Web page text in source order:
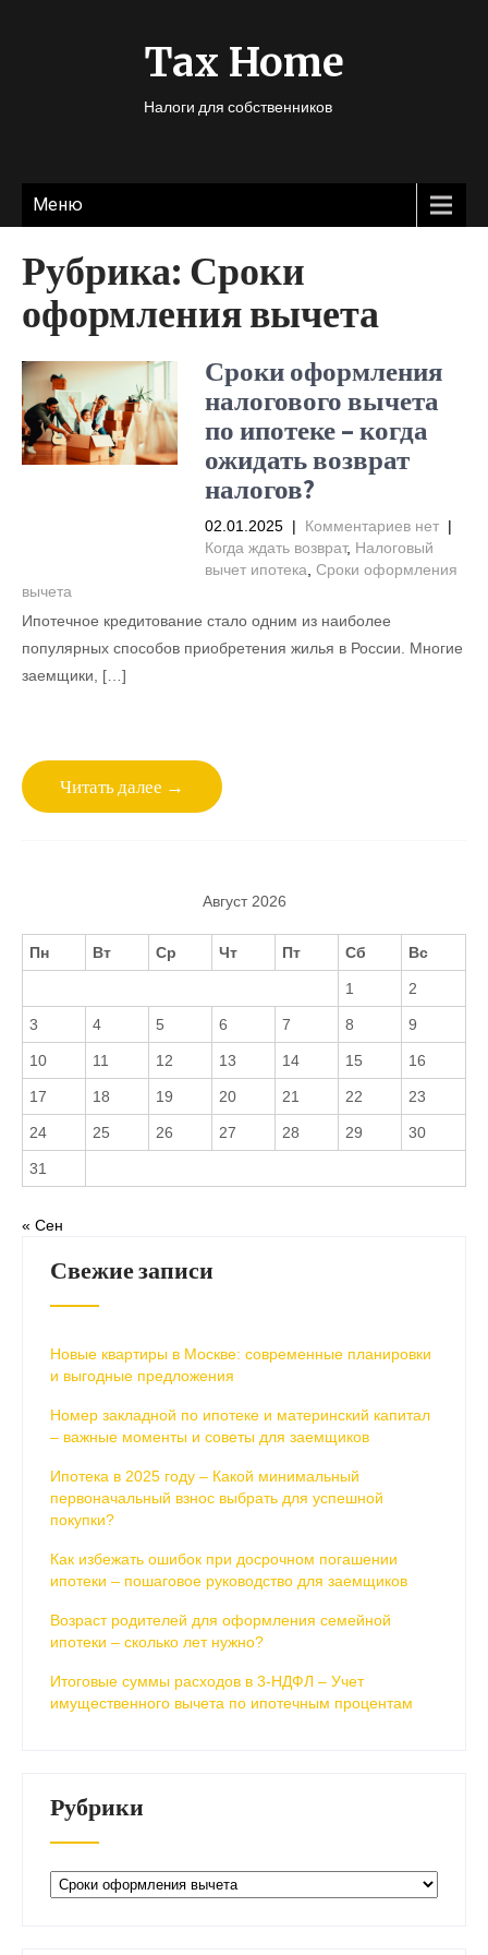
Tax Home
Налоги для собственников
Меню
Рубрика: Сроки
оформления вычета
Сроки оформления
налогового вычета
по ипотеке – когда
ожидать возврат
налогов?
02.01.2025 | Комментариев нет |
Когда ждать возврат, Налоговый
вычет ипотека Сроки оформления
вычета
Ипотечное кредитование стало одним из наиболее
популярных способов приобретения жилья в России. Многие
заемщики, […]
Читать далее →
Август 2026
Пн Вт Ср Чт Пт Сб Вс
1 2
3 4 5 6 7 8 9
10 11 12 13 14 15 16
17 18 19 20 21 22 23
24 25 26 27 28 29 30
31
« Сен
Свежие записи
Новые квартиры в Москве: современные планировки
и выгодные предложения
Номер закладной по ипотеке и материнский капитал
– важные моменты и советы для заемщиков
Ипотека в 2025 году – Какой минимальный
первоначальный взнос выбрать для успешной
покупки?
Как избежать ошибок при досрочном погашении
ипотеки – пошаговое руководство для заемщиков
Возраст родителей для оформления семейной
ипотеки – сколько лет нужно?
Итоговые суммы расходов в 3-НДФЛ – Учет
имущественного вычета по ипотечным процентам
Рубрики
Рубрики